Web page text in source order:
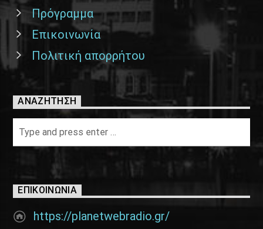
Πρόγραμμα
Επικοινωνία
Πολιτική απορρήτου
ΑΝΑΖΉΤΗΣΗ
ΕΠΙΚΟΙΝΩΝΊΑ
https://planetwebradio.gr/